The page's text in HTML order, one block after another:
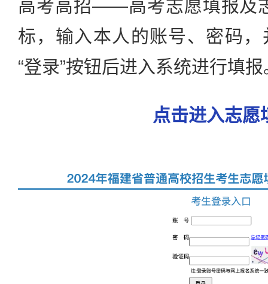
高考高招——高考志愿填报及
标，输入本人的账号、密码
“登录”按钮后进入系统进行填报
点击进入志愿